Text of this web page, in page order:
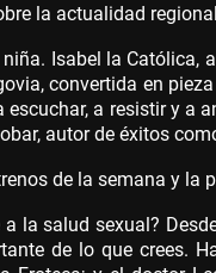
la actualidad
Isabel la Católica,
convertida en
a resistir y a
autor de éxitos
de la semana y la
la salud sexual?
de lo que crees.